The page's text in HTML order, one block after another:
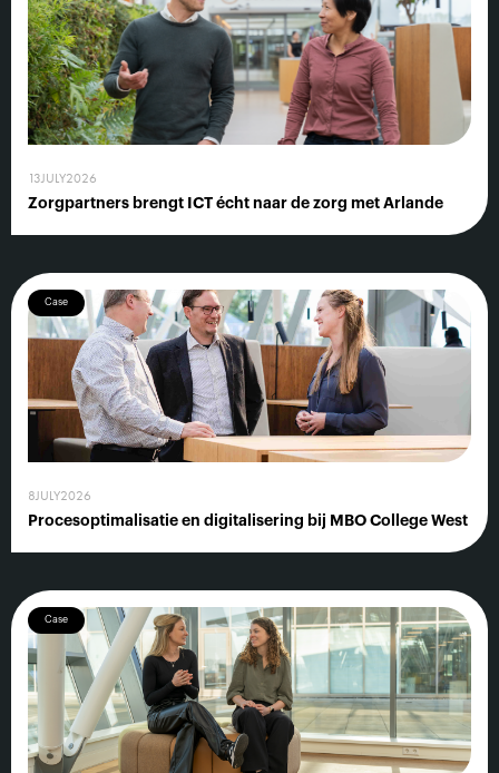
13JULY2026
Zorgpartners brengt ICT écht naar de zorg met Arlande
Case
8JULY2026
Procesoptimalisatie en digitalisering bij MBO College West
Case